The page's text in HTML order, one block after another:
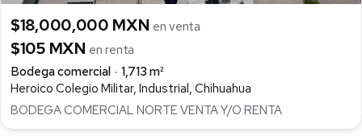
$18,000,000 MXN en venta
$105 MXN en renta
Bodega comercial
1,713 m²
Heroico Colegio Militar, Industrial, Chihuahua
BODEGA COMERCIAL NORTE VENTA Y/O RENTA